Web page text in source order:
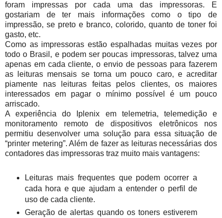
foram impressas por cada uma das impressoras. E
gostariam de ter mais informações como o tipo de
impressão, se preto e branco, colorido, quanto de toner foi
gasto, etc.
Como as impressoras estão espalhadas muitas vezes por
todo o Brasil, e podem ser poucas impressoras, talvez uma
apenas em cada cliente, o envio de pessoas para fazerem
as leituras mensais se torna um pouco caro, e acreditar
piamente nas leituras feitas pelos clientes, os maiores
interessados em pagar o mínimo possível é um pouco
arriscado.
A experiência do Iplenix em telemetria, telemedição e
monitoramento remoto de dispositivos eletrônicos nos
permitiu desenvolver uma solução para essa situação de
“printer metering”. Além de fazer as leituras necessárias dos
contadores das impressoras traz muito mais vantagens:
Leituras mais frequentes que podem ocorrer a
cada hora e que ajudam a entender o perfil de
uso de cada cliente.
Geração de alertas quando os toners estiverem